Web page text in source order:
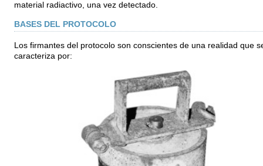
material radiactivo, una vez detectado.
BASES DEL PROTOCOLO
Los firmantes del protocolo son conscientes de una realidad que
caracteriza por: